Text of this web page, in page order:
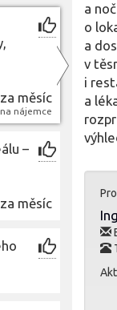
za měsíc
nájemce
–
za měsíc
a
o
a
v
i
a